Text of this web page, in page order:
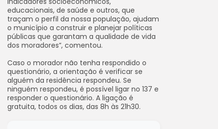
educacionais, de saúde e outros, que
traçam o perfil da nossa população, ajudam
o município a construir e planejar políticas
públicas que garantam a qualidade de vida
dos moradores”, comentou.
Caso o morador não tenha respondido o
questionário, a orientação é verificar se
alguém da residência respondeu. Se
ninguém respondeu, é possível ligar no 137 e
responder o questionário. A ligação é
gratuita, todos os dias, das 8h às 21h30.